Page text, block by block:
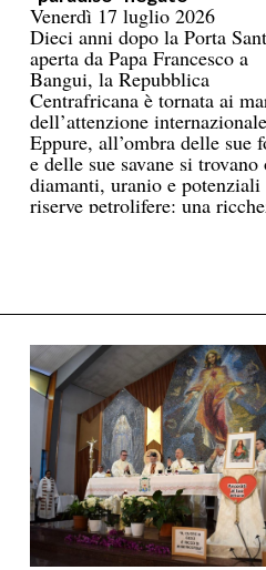
più alto. La carenza di
infrastrutture nella catena del
freddo fa perdere oltre un
della produzione di frutta,
pesce e latticini.
Venerdì 17 luglio 2026
Dieci anni dopo la Porta
aperta da Papa Francesco a
Bangui, la Repubblica
Centrafricana è tornata ai
dell’attenzione
Eppure, all’ombra delle sue
e delle sue savane si trovano
diamanti, uranio e potenziali
riserve petrolifere: una